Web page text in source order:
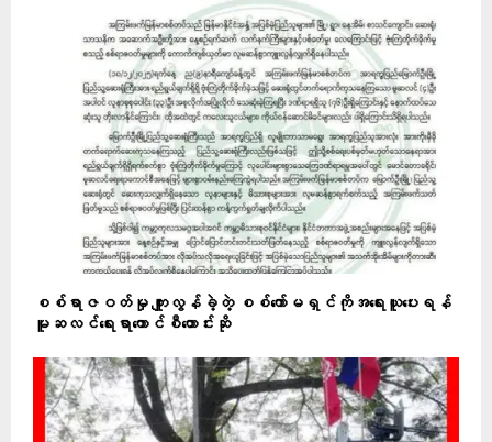
စစ်ရာဇဝတ်မှု ကျူးလွန်ခဲ့တဲ့ စစ်ကော်မရှင်ကိုအရေးယူပေးရန်
မူဆလင်ရေးရာကောင်စီတောင်းဆို